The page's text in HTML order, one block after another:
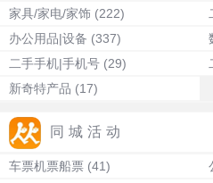
家具/家电/家饰 (222)
办公用品|设备 (337)
二手手机|手机号 (29)
新奇特产品 (17)
同城活动
车票机票船票 (41)